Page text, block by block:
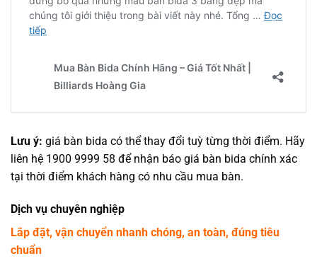
Lưu ý: giá bàn bida có thể thay đổi tuỳ từng thời điểm. Hãy
liên hệ 1900 9999 58 để nhận báo giá bàn bida chính xác
tại thời điểm khách hàng có nhu cầu mua bàn.
Dịch vụ chuyên nghiệp
Lắp đặt, vận chuyển nhanh chóng, an toàn, đúng tiêu
chuẩn